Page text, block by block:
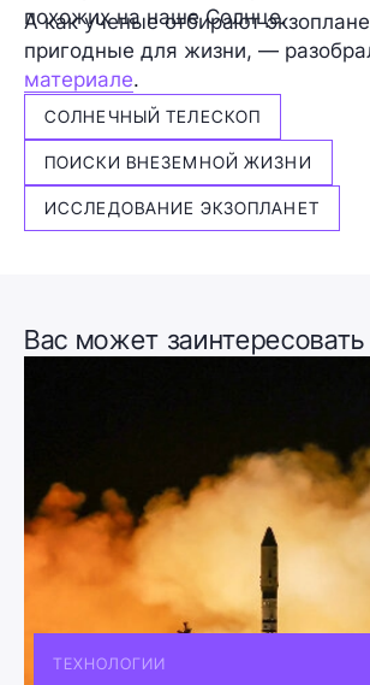
похожих на наше Солнце.
А как ученые отбирают
пригодные для жизни, —
материале.
СОЛНЕЧНЫЙ ТЕЛЕСКОП
ПОИСКИ ВНЕЗЕМНОЙ ЖИЗНИ
ИССЛЕДОВАНИЕ ЭКЗОПЛАНЕТ
Вас может заинтересовать
ТЕХНОЛОГИИ